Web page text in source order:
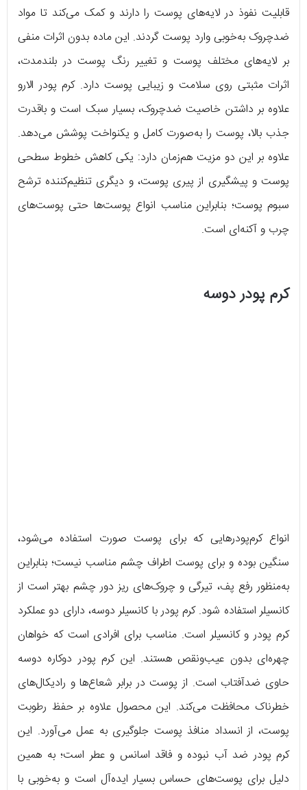
قابلیت نفوذ در لایه‌های پوست را دارند و کمک می‌کند تا مواد
ضدچروک به‌خوبی وارد پوست گردند. این ماده بدون اثرات منفی
بر لایه‌های مختلف پوست و تغییر رنگ پوست در بلندمدت،
اثرات مثبتی روی سلامت و زیبایی پوست دارد. کرم پودر الارو
علاوه بر داشتن خاصیت ضدچروک، بسیار سبک است و باقدرت
جذب بالا، پوست را به‌صورت کامل و یکنواخت پوشش می‌دهد.
علاوه بر این دو مزیت هم‌زمان دارد: یکی کاهش خطوط سطحی
پوست و پیشگیری از پیری پوست، و دیگری تنظیم‌کننده ترشح
سبوم پوست؛ بنابراین مناسب انواع پوست‌ها حتی پوست‌های
چرب و آکنه‌ای است.
کرم پودر دوسه
انواع کرم‌پودرهایی که برای پوست صورت استفاده می‌شود،
سنگین بوده و برای پوست اطراف چشم مناسب نیست؛ بنابراین
به‌منظور رفع پف، تیرگی و چروک‌های ریز دور چشم بهتر است از
کانسیلر استفاده شود. کرم پودر با کانسیلر دوسه، دارای دو عملکرد
کرم پودر و کانسیلر است. مناسب برای افرادی است که خواهان
چهره‌ای بدون عیب‌ونقص هستند. این کرم پودر دوکاره دوسه
حاوی ضدآفتاب است. از پوست در برابر شعاع‌ها و رادیکال‌های
خطرناک محافظت می‌کند. این محصول علاوه بر حفظ رطوبت
پوست، از انسداد منافذ پوست جلوگیری به عمل می‌آورد. این
کرم پودر ضد آب نبوده و فاقد اسانس و عطر است؛ به همین
دلیل برای پوست‌های حساس بسیار ایده‌آل است و به‌خوبی با